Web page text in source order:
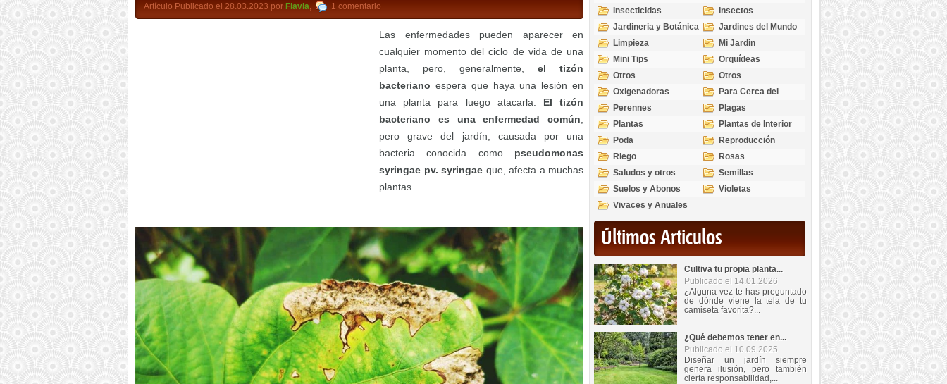
Artículo Publicado el 28.03.2023 por Flavia, 1 comentario
Las enfermedades pueden aparecer en
cualquier momento del ciclo de vida de una
planta, pero, generalmente, el tizón
bacteriano espera que haya una lesión en
una planta para luego atacarla. El tizón
bacteriano es una enfermedad común,
pero grave del jardín, causada por una
bacteria conocida como pseudomonas
syringae pv. syringae que, afecta a muchas
plantas.
Insecticidas
Insectos
Jardineria y Botánica
Jardines del Mundo
Limpieza
Mi Jardin
Mini Tips
Orquídeas
Otros
Otros
Oxigenadoras
Para Cerca del
Estanque
Perennes
Plagas
Plantas
Plantas de Interior
Poda
Reproducción
Riego
Rosas
Saludos y otros
temas
Semillas
Suelos y Abonos
Violetas
Vivaces y Anuales
Últimos Articulos
Cultiva tu propia planta...
Publicado el 14.01.2026
¿Alguna vez te has preguntado
de dónde viene la tela de tu
camiseta favorita?...
¿Qué debemos tener en...
Publicado el 10.09.2025
Diseñar un jardín siempre
genera ilusión, pero también
cierta responsabilidad,...